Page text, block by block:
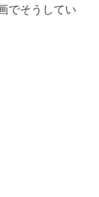
でそうしてい